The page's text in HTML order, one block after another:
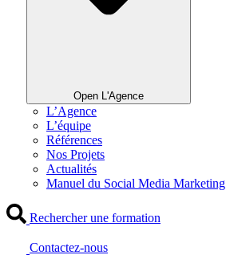
Open L'Agence
L’Agence
L’équipe
Références
Nos Projets
Actualités
Manuel du Social Media Marketing
Rechercher une formation
Contactez-nous